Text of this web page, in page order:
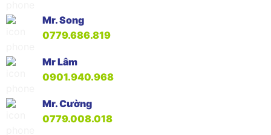
Mr. Song
0779.686.819
Mr Lâm
0901.940.968
Mr. Cường
0779.008.018